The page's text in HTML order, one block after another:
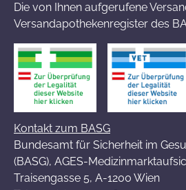
Die von Ihnen aufgerufene
Versandapothekenregister des
Kontakt zum BASG
Bundesamt für Sicherheit im
(BASG), AGES-
Traisengasse 5, A-1200 Wien